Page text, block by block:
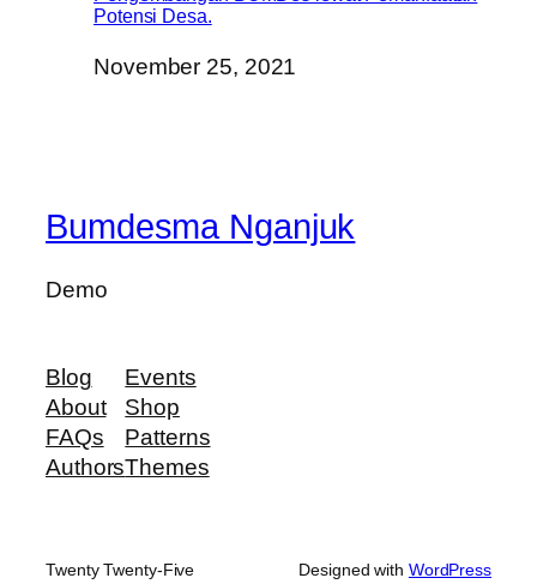
Potensi Desa.
November 25, 2021
Bumdesma Nganjuk
Demo
Blog
About
FAQs
Authors
Events
Shop
Patterns
Themes
Twenty Twenty-Five Designed with WordPress